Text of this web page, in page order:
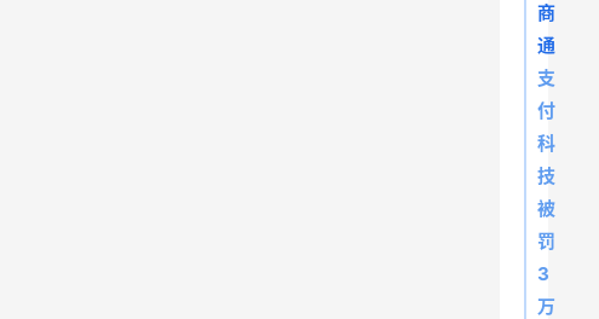
商
通
支
付
科
技
被
罚
3
万